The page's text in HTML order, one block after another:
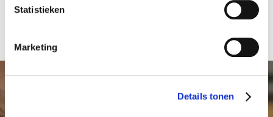
Statistieken
Marketing
Details tonen